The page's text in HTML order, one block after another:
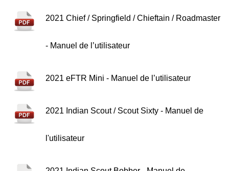
2021 Chief / Springfield / Chieftain / Roadmaster
- Manuel de l’utilisateur
2021 eFTR Mini - Manuel de l’utilisateur
2021 Indian Scout / Scout Sixty - Manuel de
l'utilisateur